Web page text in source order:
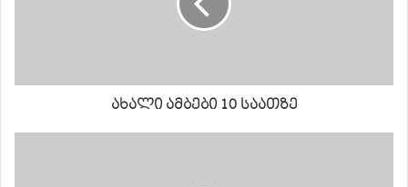
ახალი ამბები 10 საათზე